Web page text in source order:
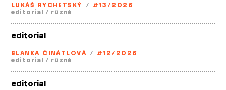
LUKÁŠ RYCHETSKÝ / #13/2026
editorial / různé
editorial
BLANKA ČINÁTLOVÁ / #12/2026
editorial / různé
editorial